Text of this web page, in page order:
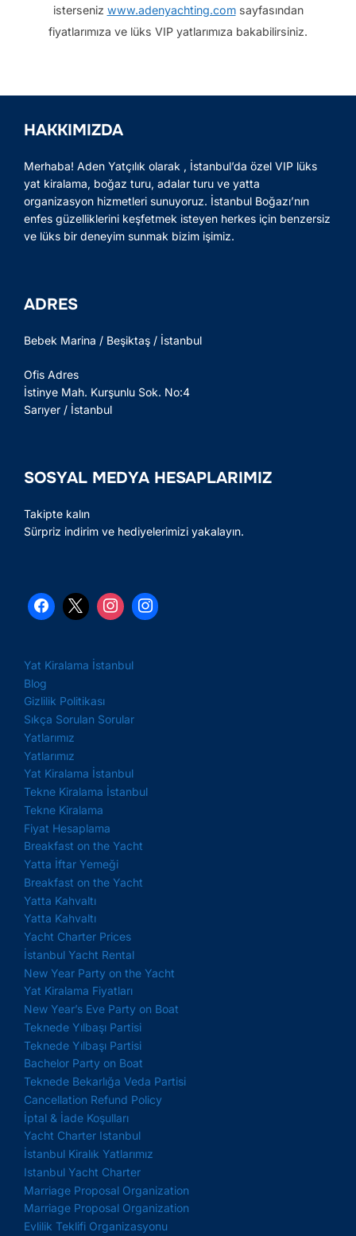
isterseniz www.adenyachting.comsayfasından
fiyatlarımıza ve lüks VIP yatlarımıza bakabilirsiniz.
HAKKIMIZDA
Merhaba! Aden Yatçılık olarak , İstanbul’da özel VIP lüks
yat kiralama, boğaz turu, adalar turu ve yatta
organizasyon hizmetleri sunuyoruz. İstanbul Boğazı’nın
enfes güzelliklerini keşfetmek isteyen herkes için benzersiz
ve lüks bir deneyim sunmak bizim işimiz.
ADRES
Bebek Marina / Beşiktaş / İstanbul
Ofis Adres
İstinye Mah. Kurşunlu Sok. No:4
Sarıyer / İstanbul
SOSYAL MEDYA HESAPLARIMIZ
Takipte kalın
Sürpriz indirim ve hediyelerimizi yakalayın.
Yat Kiralama İstanbul
Blog
Gizlilik Politikası
Sıkça Sorulan Sorular
Yatlarımız
Yatlarımız
Yat Kiralama İstanbul
Tekne Kiralama İstanbul
Tekne Kiralama
Fiyat Hesaplama
Breakfast on the Yacht
Yatta İftar Yemeği
Breakfast on the Yacht
Yatta Kahvaltı
Yatta Kahvaltı
Yacht Charter Prices
İstanbul Yacht Rental
New Year Party on the Yacht
Yat Kiralama Fiyatları
New Year’s Eve Party on Boat
Teknede Yılbaşı Partisi
Teknede Yılbaşı Partisi
Bachelor Party on Boat
Teknede Bekarlığa Veda Partisi
Cancellation Refund Policy
İptal & İade Koşulları
Yacht Charter Istanbul
İstanbul Kiralık Yatlarımız
Istanbul Yacht Charter
Marriage Proposal Organization
Marriage Proposal Organization
Evlilik Teklifi Organizasyonu